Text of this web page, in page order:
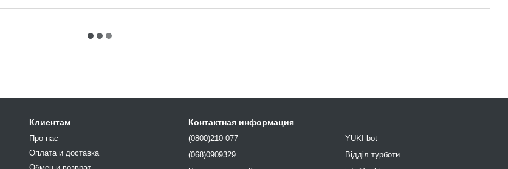
Клиентам
Про нас
Оплата и доставка
Контактная информация
(0800)210-077
(068)0909329
YUKI bot
Відділ турботи